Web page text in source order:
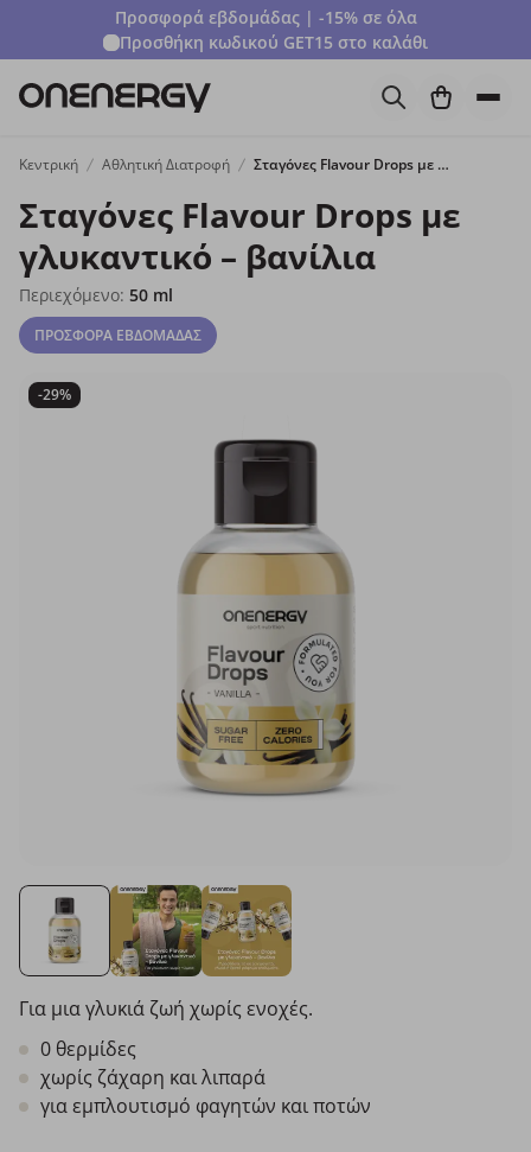
Προσφορά εβδομάδας | -15% σε όλα
Προσθήκη κωδικού GET15 στο καλάθι
Κεντρική Αθλητική Διατροφή Σταγόνες Flavour Drops με γλυκαντικό – βανίλια
Σταγόνες Flavour Drops με
γλυκαντικό – βανίλια
Περιεχόμενο: 50 ml
ΠΡΟΣΦΟΡΑ ΕΒΔΟΜΑΔΑΣ
-29%
Για μια γλυκιά ζωή χωρίς ενοχές.
0 θερμίδες
χωρίς ζάχαρη και λιπαρά
για εμπλουτισμό φαγητών και ποτών